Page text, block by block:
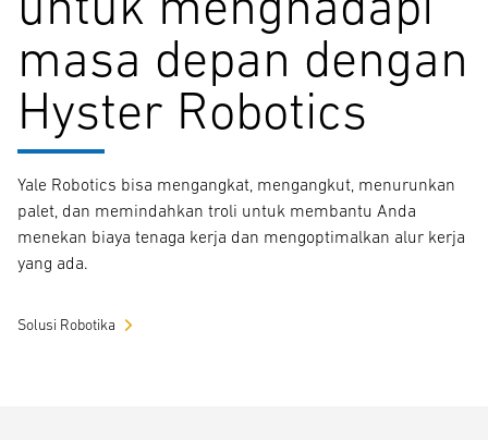
masa depan dengan
Hyster Robotics
Yale Robotics bisa mengangkat, mengangkut, menurunkan
palet, dan memindahkan troli untuk membantu Anda
menekan biaya tenaga kerja dan mengoptimalkan alur kerja
yang ada.
Solusi Robotika